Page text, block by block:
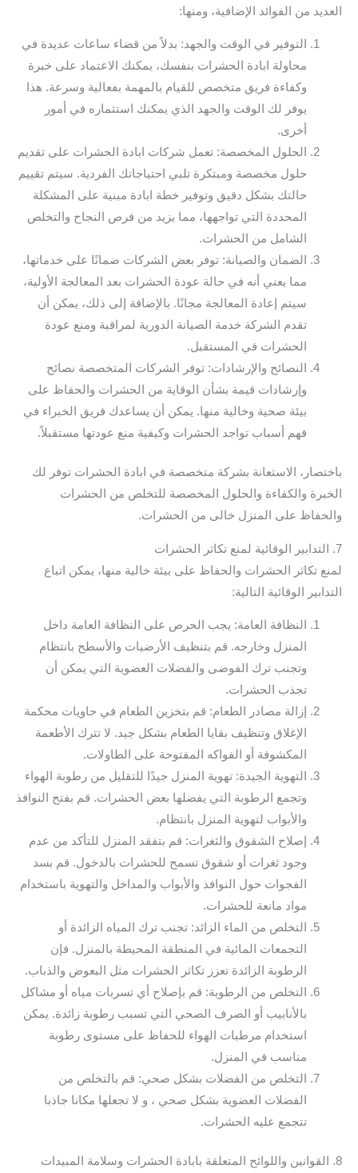
العديد من الفوائد الإضافية، ومنها:
التوفير في الوقت والجهد: بدلاً من قضاء ساعات عديدة في
محاولة ابادة الحشرات بنفسك، يمكنك الاعتماد على خبرة
وكفاءة فريق متخصص للقيام بالمهمة بفعالية وسرعة. هذا
يوفر لك الوقت والجهد الذي يمكنك استثماره في أمور
أخرى.
الحلول المخصصة: تعمل شركات ابادة الحشرات على تقديم
حلول مخصصة ومبتكرة تلبي احتياجاتك الفردية. سيتم تقييم
حالتك بشكل دقيق وتوفير خطة ابادة مبنية على المشكلة
المحددة التي تواجهها، مما يزيد من فرص النجاح والتخلص
الشامل من الحشرات.
الضمان والصيانة: توفر بعض الشركات ضمانًا على خدماتها،
مما يعني أنه في حالة عودة الحشرات بعد المعالجة الأولية،
سيتم إعادة المعالجة مجانًا. بالإضافة إلى ذلك، يمكن أن
تقدم الشركة خدمة الصيانة الدورية لمراقبة ومنع عودة
الحشرات في المستقبل.
النصائح والإرشادات: توفر الشركات المتخصصة نصائح
وإرشادات قيمة بشأن الوقاية من الحشرات والحفاظ على
بيئة صحية وخالية منها. يمكن أن يساعدك فريق الخبراء في
فهم أسباب تواجد الحشرات وكيفية منع عودتها مستقبلاً.
باختصار، الاستعانة بشركة متخصصة في ابادة الحشرات توفر لك
الخبرة والكفاءة والحلول المخصصة للتخلص من الحشرات
والحفاظ على المنزل خالى من الحشرات.
7. التدابير الوقائية لمنع تكاثر الحشرات
لمنع تكاثر الحشرات والحفاظ على بيئة خالية منها، يمكن اتباع
التدابير الوقائية التالية:
النظافة العامة: يجب الحرص على النظافة العامة داخل
المنزل وخارجه. قم بتنظيف الأرضيات والأسطح بانتظام
وتجنب ترك الفوضى والفضلات العضوية التي يمكن أن
تجذب الحشرات.
إزالة مصادر الطعام: قم بتخزين الطعام في حاويات محكمة
الإغلاق وتنظيف بقايا الطعام بشكل جيد. لا تترك الأطعمة
المكشوفة أو الفواكه المفتوحة على الطاولات.
التهوية الجيدة: تهوية المنزل جيدًا للتقليل من رطوبة الهواء
وتجمع الرطوبة التي يفضلها بعض الحشرات. قم بفتح النوافذ
والأبواب لتهوية المنزل بانتظام.
إصلاح الشقوق والثغرات: قم بتفقد المنزل للتأكد من عدم
وجود ثغرات أو شقوق تسمح للحشرات بالدخول. قم بسد
الفجوات حول النوافذ والأبواب والمداخل والتهوية باستخدام
مواد مانعة للحشرات.
التخلص من الماء الزائد: تجنب ترك المياه الزائدة أو
التجمعات المائية في المنطقة المحيطة بالمنزل. فإن
الرطوبة الزائدة تعزز تكاثر الحشرات مثل البعوض والذباب.
التخلص من الرطوبة: قم بإصلاح أي تسربات مياه أو مشاكل
بالأنابيب أو الصرف الصحي التي تسبب رطوبة زائدة. يمكن
استخدام مرطبات الهواء للحفاظ على مستوى رطوبة
مناسب في المنزل.
التخلص من الفضلات بشكل صحي: قم بالتخلص من
الفضلات العضوية بشكل صحي ، و لا تجعلها مكانا جاذبا
تتجمع عليه الحشرات.
8. القوانين واللوائح المتعلقة بابادة الحشرات وسلامة المبيدات